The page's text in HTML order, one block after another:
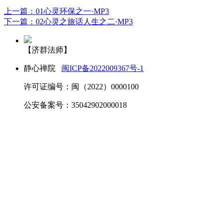
上一篇：01心灵环保之一·MP3
下一篇：02心灵之旅话人生之二·MP3
【济群法师】
静心禅院 闽ICP备2022009367号-1
许可证编号：闽（2022）0000100
公安备案号：35042902000018